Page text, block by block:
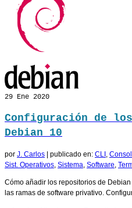
29 Ene 2020
Configuración de
Debian 10
por J. Carlos publicado en: CLI ,
Sist. Operativos, Sistema, Software,
Cómo añadir los repositorios de
las ramas de software privativo.